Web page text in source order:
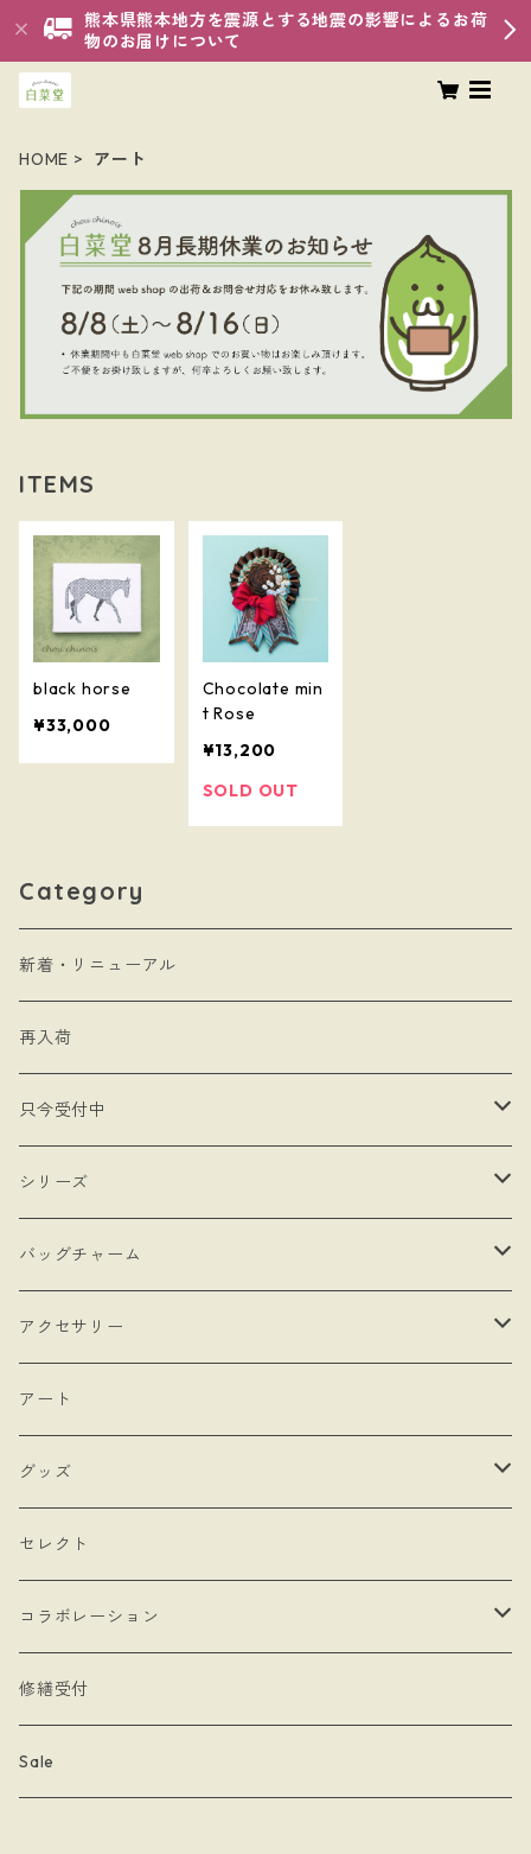
熊本県熊本地方を震源とする地震の影響によるお荷
物のお届けについて
HOME アート
ITEMS
black horse
¥33,000
Chocolate min
t Rose
¥13,200
SOLD OUT
Category
新着・リニューアル
再入荷
只今受付中
・受注制作
・抽選販売
シリーズ
- 馬
・bracket No.
- リボン
- モロッカンチャーム
- hand
- Drop Rose
- 本型チャーム
- Lady & Royal
- 月星夜
バッグチャーム
- ロゼットタイプ
- ネックレスタイプ
- シングルタイプ
- チェーン・カラビナ
アクセサリー
- ブローチ
- 耳飾り
- ネックレス
アート
グッズ
- バッグ
- ステッカー
- クリーナークロス
- 文房具
セレクト
コラボレーション
limboussole
こまっちゃん
修繕受付
Sale